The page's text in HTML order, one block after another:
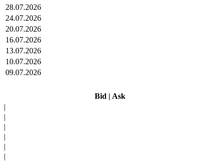
28.07.2026
24.07.2026
20.07.2026
16.07.2026
13.07.2026
10.07.2026
09.07.2026
Bid | Ask
|
|
|
|
|
|